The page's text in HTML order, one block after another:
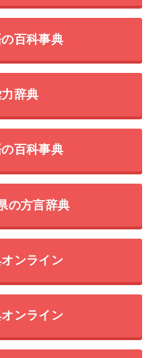
百科事典
辞典
百科事典
の方言辞典
ンライン
ンライン